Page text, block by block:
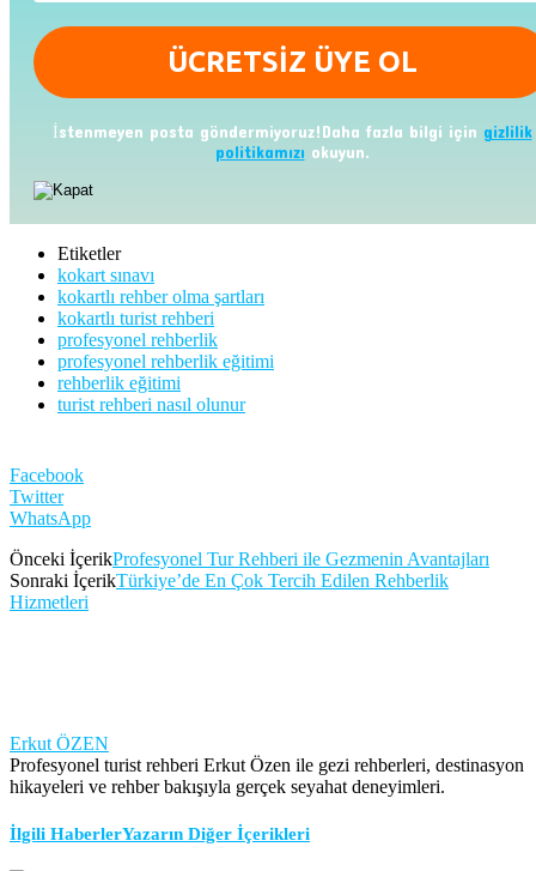
İstenmeyen posta göndermiyoruz!Daha fazla bilgi için gizlilik
politikamızı okuyun.
Etiketler
kokart sınavı
kokartlı rehber olma şartları
kokartlı turist rehberi
profesyonel rehberlik
profesyonel rehberlik eğitimi
rehberlik eğitimi
turist rehberi nasıl olunur
Facebook
Twitter
WhatsApp
Önceki İçerikProfesyonel Tur Rehberi ile Gezmenin Avantajları
Sonraki İçerikTürkiye’de En Çok Tercih Edilen Rehberlik
Hizmetleri
Erkut ÖZEN
Profesyonel turist rehberi Erkut Özen ile gezi rehberleri, destinasyon
hikayeleri ve rehber bakışıyla gerçek seyahat deneyimleri.
İlgili HaberlerYazarın Diğer İçerikleri